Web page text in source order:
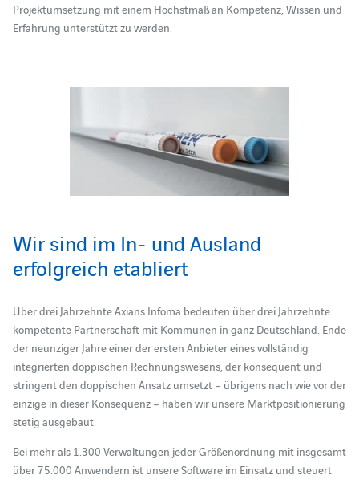
Projektumsetzung mit einem Höchstmaß an Kompetenz, Wissen und
Erfahrung unterstützt zu werden.
Wir sind im In- und Ausland
erfolgreich etabliert
Über drei Jahrzehnte Axians Infoma bedeuten über drei Jahrzehnte
kompetente Partnerschaft mit Kommunen in ganz Deutschland. Ende
der neunziger Jahre einer der ersten Anbieter eines vollständig
integrierten doppischen Rechnungswesens, der konsequent und
stringent den doppischen Ansatz umsetzt – übrigens nach wie vor der
einzige in dieser Konsequenz – haben wir unsere Marktpositionierung
stetig ausgebaut.
Bei mehr als 1.300 Verwaltungen jeder Größenordnung mit insgesamt
über 75.000 Anwendern ist unsere Software im Einsatz und steuert